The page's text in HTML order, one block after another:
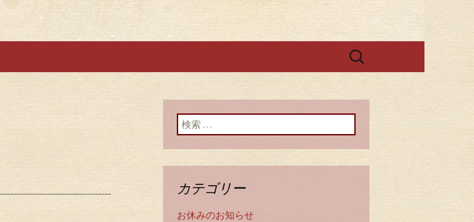
検
検索:
カテゴリー
お休みのお知らせ